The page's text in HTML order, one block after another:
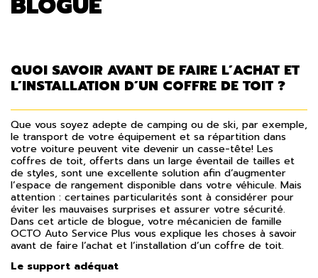
QUOI SAVOIR AVANT DE FAIRE L’ACHAT ET
L’INSTALLATION D’UN COFFRE DE TOIT ?
Que vous soyez adepte de camping ou de ski, par exemple,
le transport de votre équipement et sa répartition dans
votre voiture peuvent vite devenir un casse-tête! Les
coffres de toit, offerts dans un large éventail de tailles et
de styles, sont une excellente solution afin d’augmenter
l’espace de rangement disponible dans votre véhicule. Mais
attention : certaines particularités sont à considérer pour
éviter les mauvaises surprises et assurer votre sécurité.
Dans cet article de blogue, votre mécanicien de famille
OCTO Auto Service Plus vous explique les choses à savoir
avant de faire l’achat et l’installation d’un coffre de toit.
Le support adéquat